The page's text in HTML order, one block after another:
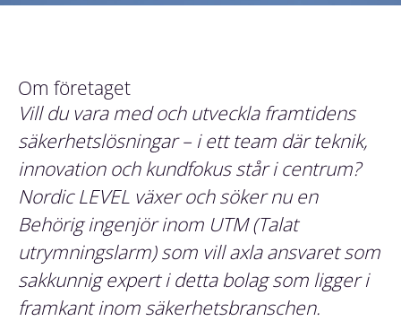
Om företaget
Vill du vara med och utveckla framtidens
säkerhetslösningar – i ett team där teknik,
innovation och kundfokus står i centrum?
Nordic LEVEL växer och söker nu en
Behörig ingenjör inom UTM (Talat
utrymningslarm) som vill axla ansvaret som
sakkunnig expert i detta bolag som ligger i
framkant inom säkerhetsbranschen.